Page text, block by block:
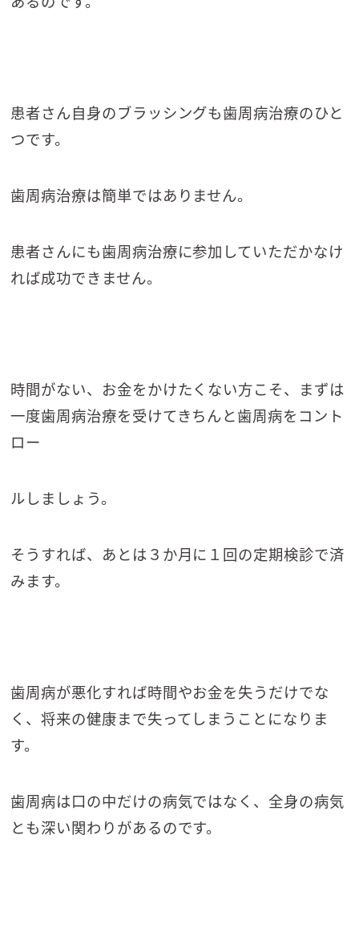
患者さん自身のブラッシングも歯周病治療のひと
つです。
歯周病治療は簡単ではありません。
患者さんにも歯周病治療に参加していただかなけ
れば成功できません。
時間がない、お金をかけたくない方こそ、まずは
一度歯周病治療を受けてきちんと歯周病をコント
ロー
ルしましょう。
そうすれば、あとは３か月に１回の定期検診で済
みます。
歯周病が悪化すれば時間やお金を失うだけでな
く、将来の健康まで失ってしまうことになりま
す。
歯周病は口の中だけの病気ではなく、全身の病気
とも深い関わりがあるのです。